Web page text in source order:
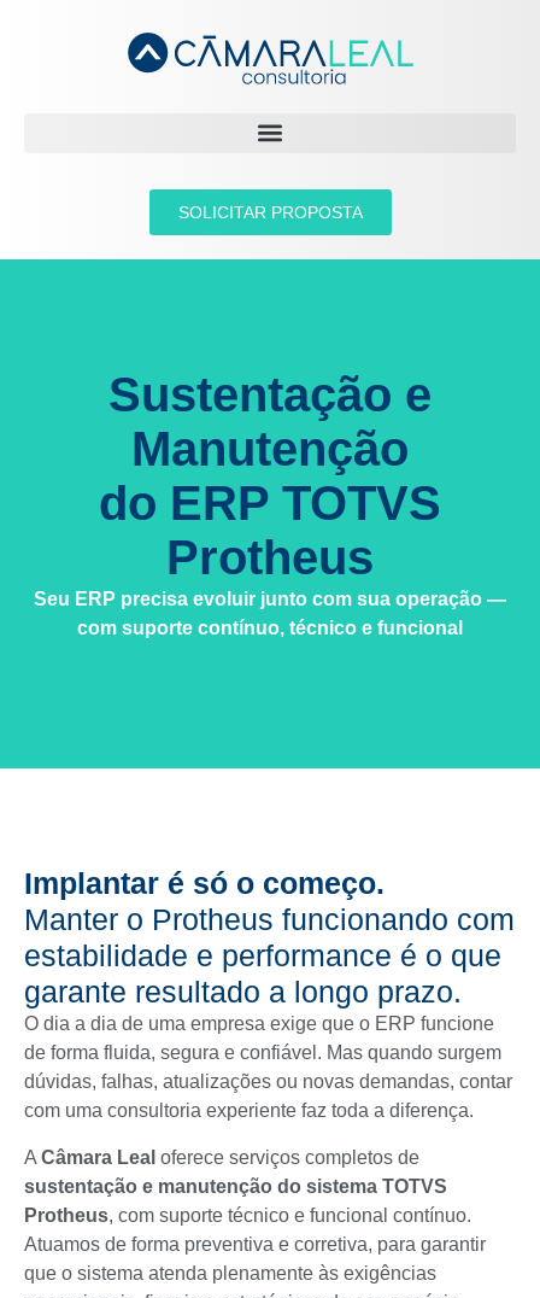
SOLICITAR PROPOSTA
Sustentação e
Manutenção
do ERP TOTVS
Protheus
Seu ERP precisa evoluir junto com sua operação —
com suporte contínuo, técnico e funcional
Implantar é só o começo.
Manter o Protheus funcionando com
estabilidade e performance é o que
garante resultado a longo prazo.
O dia a dia de uma empresa exige que o ERP funcione
de forma fluida, segura e confiável. Mas quando surgem
dúvidas, falhas, atualizações ou novas demandas, contar
com uma consultoria experiente faz toda a diferença.
A Câmara Leal oferece serviços completos de
sustentação e manutenção do sistema TOTVS
Protheus, com suporte técnico e funcional contínuo.
Atuamos de forma preventiva e corretiva, para garantir
que o sistema atenda plenamente às exigências